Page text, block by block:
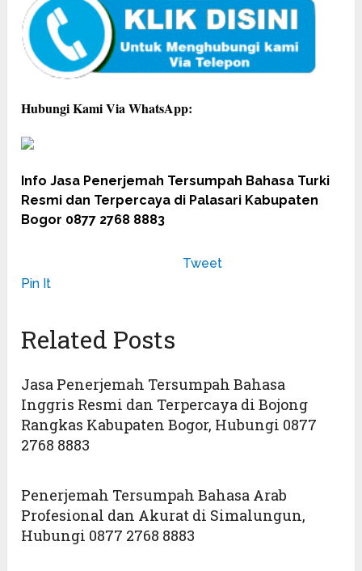
Hubungi Kami Via WhatsApp:
Info Jasa Penerjemah Tersumpah Bahasa Turki
Resmi dan Terpercaya di Palasari Kabupaten
Bogor 0877 2768 8883
Tweet
Pin It
Related Posts
Jasa Penerjemah Tersumpah Bahasa
Inggris Resmi dan Terpercaya di Bojong
Rangkas Kabupaten Bogor, Hubungi 0877
2768 8883
Penerjemah Tersumpah Bahasa Arab
Profesional dan Akurat di Simalungun,
Hubungi 0877 2768 8883